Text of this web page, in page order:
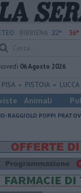
22° 36°
06 Agosto 2026
PISA PISTOIA LUCCA
Animali
RAGGIOLO POPPI